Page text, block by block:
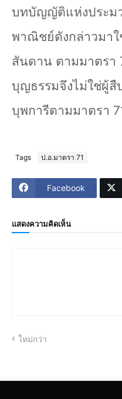
บทบัญญัติแห่งประม
พาณิชย์ดังกล่าวมา
สันดาน ตามมาตรา
บุญธรรมจึงไม่ใช่ผู้
บุพการีตามมาตรา
Tags ป.อ.มาตรา 71
Facebook
แสดงความคิดเห็น
ใหม่กว่า